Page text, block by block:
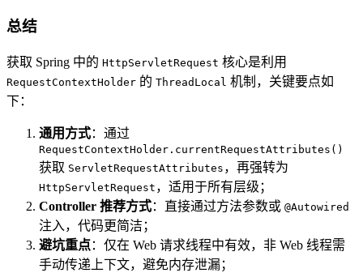
总结
获取 Spring 中的 HttpServletRequest 核心是利用
RequestContextHolder 的 ThreadLocal 机制，关键要点如
下：
通用方式：通过
RequestContextHolder.currentRequestAttributes()
获取 ServletRequestAttributes ，再强转为
HttpServletRequest ，适用于所有层级；
Controller 推荐方式：直接通过方法参数或 @Autowired
注入，代码更简洁；
避坑重点：仅在 Web 请求线程中有效，非 Web 线程需
手动传递上下文，避免内存泄漏；